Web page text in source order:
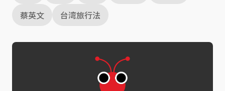
蔡英文
台湾旅行法